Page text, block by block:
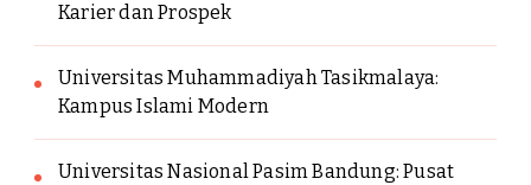
Karier dan Prospek
Universitas Muhammadiyah Tasikmalaya:
Kampus Islami Modern
Universitas Nasional Pasim Bandung: Pusat